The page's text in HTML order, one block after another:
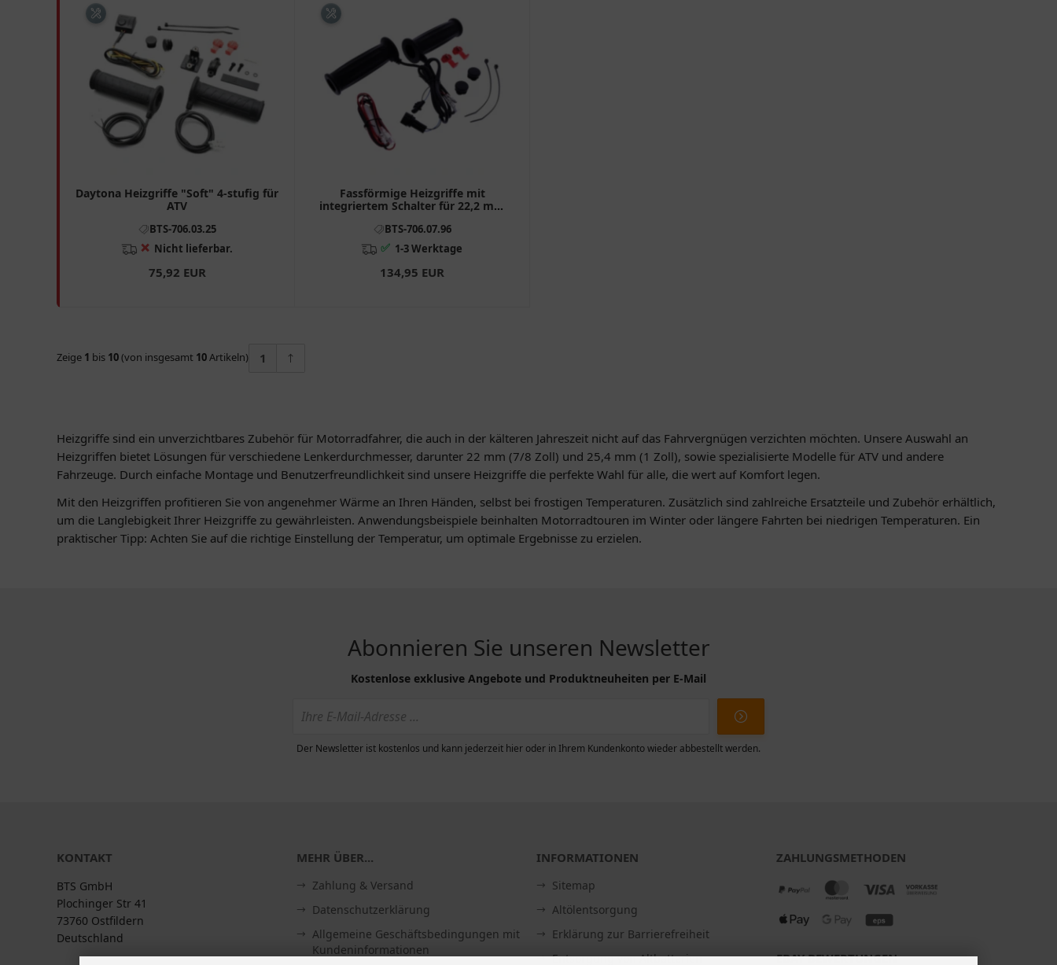
Daytona Heizgriffe "Soft" 4-stufig für
ATV
BTS-706.03.25
❌ Nicht lieferbar.
75,92 EUR
Fassförmige Heizgriffe mit
integriertem Schalter für 22,2 mm
BTS-706.07.96
✅ 1-3 Werktage
134,95 EUR
Zeige 1 bis 10(von insgesamt 10Artikeln) 1
Heizgriffe sind ein unverzichtbares Zubehör für Motorradfahrer, die auch in der kälteren Jahreszeit nicht auf das Fahrvergnügen verzichten möchten. Unsere Auswahl an
Heizgriffen bietet Lösungen für verschiedene Lenkerdurchmesser, darunter 22 mm (7/8 Zoll) und 25,4 mm (1 Zoll), sowie spezialisierte Modelle für ATV und andere
Fahrzeuge. Durch einfache Montage und Benutzerfreundlichkeit sind unsere Heizgriffe die perfekte Wahl für alle, die wert auf Komfort legen.
Mit den Heizgriffen profitieren Sie von angenehmer Wärme an Ihren Händen, selbst bei frostigen Temperaturen. Zusätzlich sind zahlreiche Ersatzteile und Zubehör erhältlich,
um die Langlebigkeit Ihrer Heizgriffe zu gewährleisten. Anwendungsbeispiele beinhalten Motorradtouren im Winter oder längere Fahrten bei niedrigen Temperaturen. Ein
praktischer Tipp: Achten Sie auf die richtige Einstellung der Temperatur, um optimale Ergebnisse zu erzielen.
Abonnieren Sie unseren Newsletter
Kostenlose exklusive Angebote und Produktneuheiten per E-Mail
Der Newsletter ist kostenlos und kann jederzeit hier oder in Ihrem Kundenkonto wieder abbestellt werden.
KONTAKT
BTS GmbH
Plochinger Str 41
73760 Ostfildern
Deutschland
MEHR ÜBER...
Zahlung & Versand
Datenschutzerklärung
Allgemeine Geschäftsbedingungen mit
Kundeninformationen
INFORMATIONEN
Sitemap
Altölentsorgung
Erklärung zur Barrierefreiheit
Entsorgung von Altbatterien
ZAHLUNGSMETHODEN
EBAY BEWERTUNGEN